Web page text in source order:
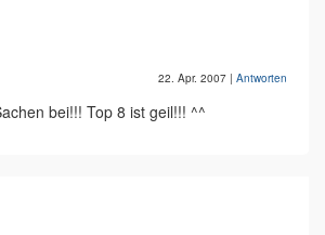
22. Apr. 2007 | Antworten
bei!!! Top 8 ist geil!!! ^^